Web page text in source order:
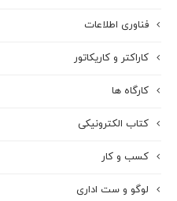
فناوری اطلاعات
کاراکتر و کاریکاتور
کارگاه ها
کتاب الکترونیکی
کسب و کار
لوگو و ست اداری